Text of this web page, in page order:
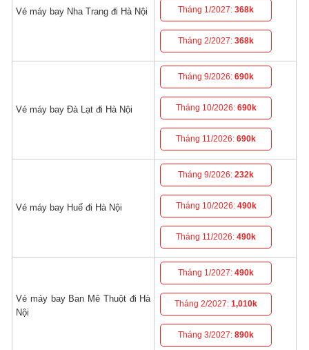
Vé máy bay Nha Trang đi Hà Nội Tháng 1/2027:368k
Tháng 2/2027:368k
Vé máy bay Đà Lạt đi Hà Nội
Tháng 9/2026:690k
Tháng 10/2026: 690k
Tháng 11/2026:690k
Vé máy bay Huế đi Hà Nội
Tháng 9/2026:232k
Tháng 10/2026: 490k
Tháng 11/2026:490k
Vé máy bay Ban Mê Thuột đi Hà
Nội
Tháng 1/2027:490k
Tháng 2/2027:1,010k
Tháng 3/2027:890k